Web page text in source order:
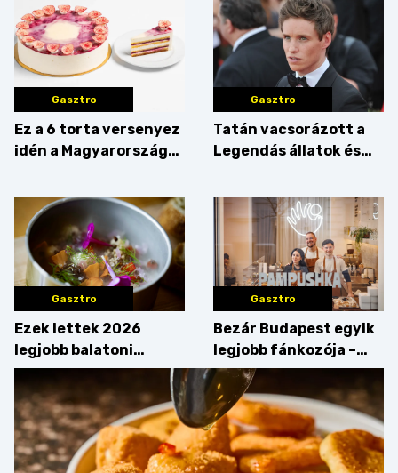
Gasztro
Ez a 6 torta versenyez
idén a Magyarország
Gasztro
Tatán vacsorázott a
Legendás állatok és
Gasztro
Ezek lettek 2026
legjobb balatoni
strandételei –
végigkóstoltuk a
győzteseket
Gasztro
Bezár Budapest egyik
legjobb fánkozója –
búcsúzik a Pampushka